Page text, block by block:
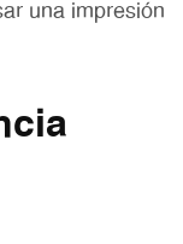
una impresión